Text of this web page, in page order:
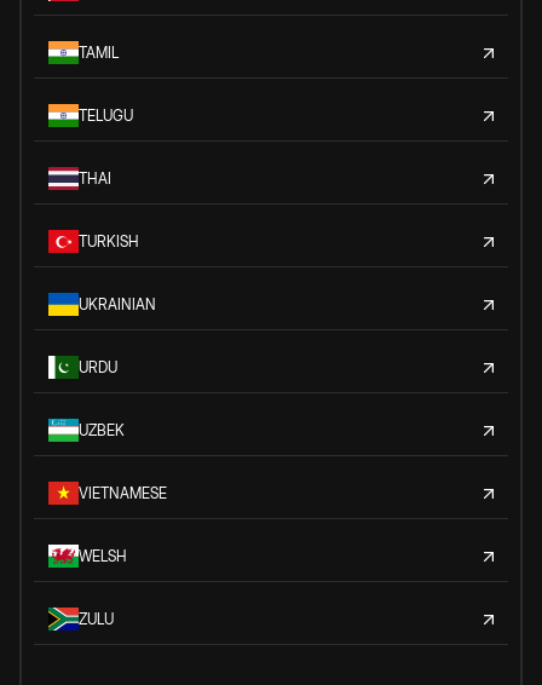
TAMIL
TELUGU
THAI
TURKISH
UKRAINIAN
URDU
UZBEK
VIETNAMESE
WELSH
ZULU